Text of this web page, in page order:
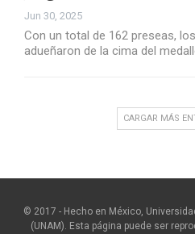
Jun 30, 2025
Con un total de 162 preseas,
adueñaron de la cima del
CARGAR MÁS
© 2017 - Hecho en México,
(UNAM). Esta página puede ser